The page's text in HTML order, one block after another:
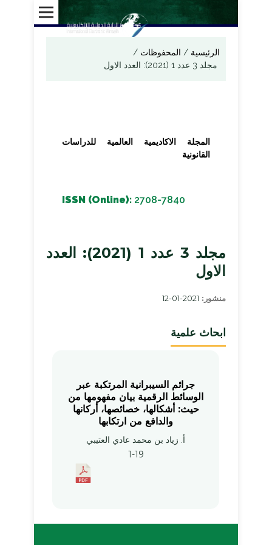
الرئيسية/ المحفوظات/
مجلد 3 عدد 1 (2021): العدد الاول
المجلة الاكاديمية العالمية للدراسات
القانونية
ISSN (Online): 2708-7840
مجلد 3 عدد 1 (2021): العدد
الاول
منشور: 2021-01-12
ابحاث علمية
جرائم السيبرانية المرتكبة عبر
الوسائط الرقمية بيان مفهومها من
حيث: أشكالها، خصائصها، أركانها
والدافع من ارتكابها
أ. زياد بن محمد عادي العتيبي
1-19